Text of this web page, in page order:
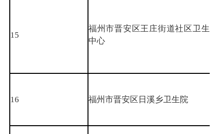
15
福州市晋安区王庄街道社区卫生
中心
16 福州市晋安区日溪乡卫生院